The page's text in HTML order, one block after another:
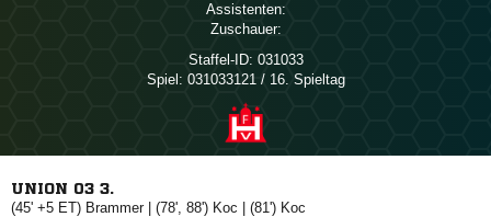
Assistenten:
Zuschauer:
Staffel-ID: 031033
Spiel: 031033121 / 16. Spieltag
UNION 03 3.
(45' +5 ET) | (78', 88')  | (81') 